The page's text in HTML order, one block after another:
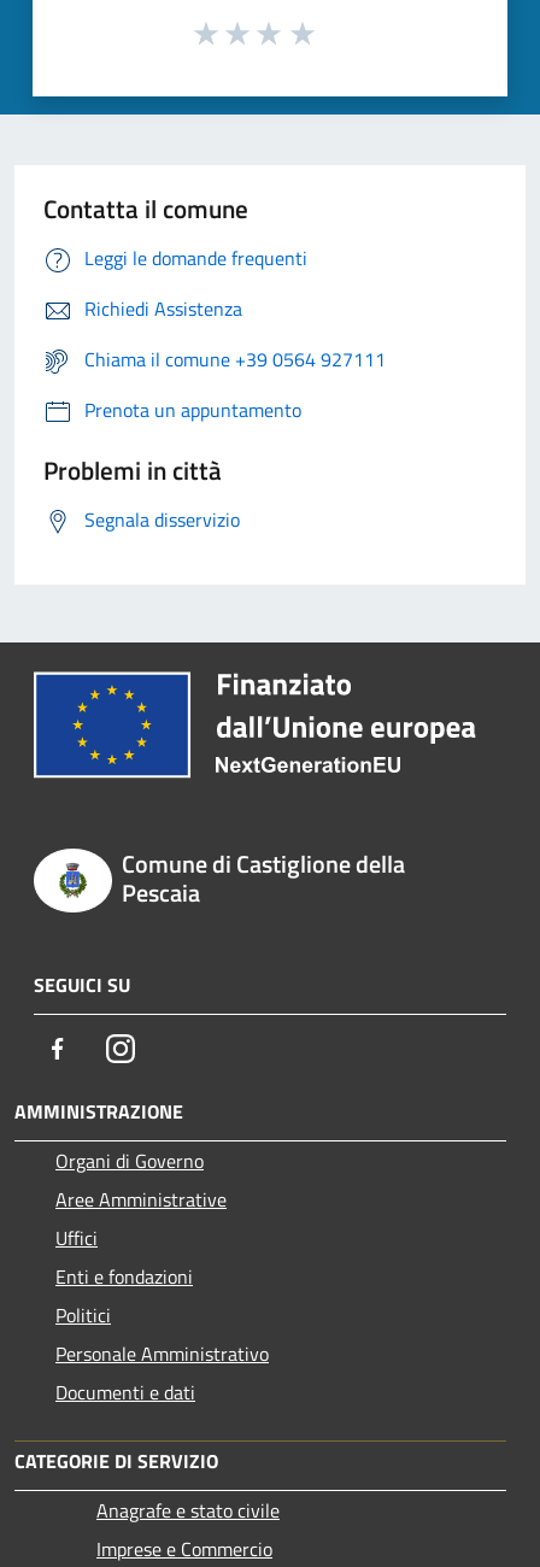
Contatta il comune
Leggi le domande frequenti
Richiedi Assistenza
Chiama il comune +39 0564 927111
Prenota un appuntamento
Problemi in città
Segnala disservizio
Comune di Castiglione della
Pescaia
SEGUICI SU
FacebookInstagram
AMMINISTRAZIONE
Organi di Governo
Aree Amministrative
Uffici
Enti e fondazioni
Politici
Personale Amministrativo
Documenti e dati
CATEGORIE DI SERVIZIO
Anagrafe e stato civile
Imprese e Commercio